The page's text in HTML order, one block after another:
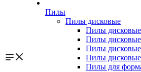
Пилы
Пилы дисковые
Пилы дисковые
Пилы дисковые
Пилы дисковые
Пилы дисковые
Пилы для